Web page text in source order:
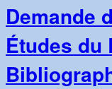
au
«
Demande
Études du